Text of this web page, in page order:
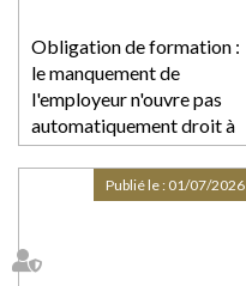
Obligation de formation :
le manquement de
l'employeur n'ouvre pas
automatiquement droit à
réparation !
Publié le : 01/07/2026